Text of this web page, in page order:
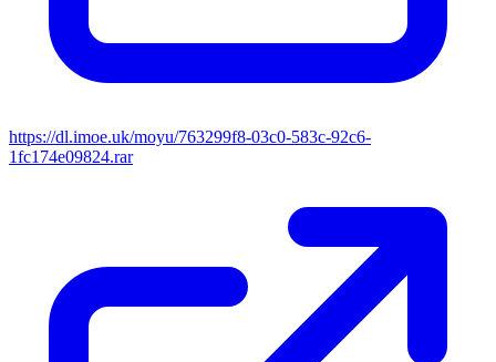
https://dl.imoe.uk/moyu/763299f8-03c0-583c-92c6-
1fc174e09824.rar